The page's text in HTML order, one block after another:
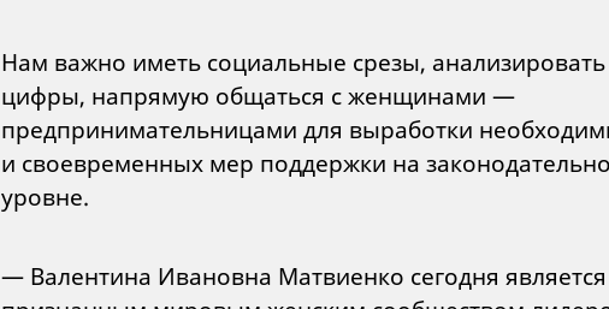
Нам важно иметь социальные срезы, анализировать
цифры, напрямую общаться с женщинами —
предпринимательницами для выработки
и своевременных мер поддержки на
уровне.
— Валентина Ивановна Матвиенко сегодня является